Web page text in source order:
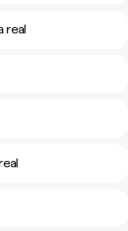
real